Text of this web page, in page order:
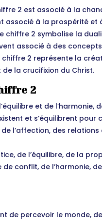
2 est associé à la
associé à la prospérité
chiffre 2 symbolise la
associé à des
chiffre 2 représente la
la crucifixion du Christ.
2
et de
et s’équilibrent pour
de l’affection, des
de l’équilibre, de la
de conflit, de l’harmonie,
de percevoir le monde,